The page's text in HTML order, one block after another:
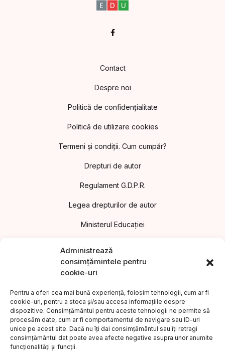
Administrează
consimțămintele pentru
cookie-uri
Pentru a oferi cea mai bună experiență, folosim tehnologii, cum ar fi
cookie-uri, pentru a stoca și/sau accesa informațiile despre
dispozitive. Consimțământul pentru aceste tehnologii ne permite să
procesăm date, cum ar fi comportamentul de navigare sau ID-uri
unice pe acest site. Dacă nu îți dai consimțământul sau îți retragi
consimțământul dat poate avea afecte negative asupra unor anumite
funcționalități și funcții.
Facebook
Contact
Despre noi
Politică de confidențialitate
Politică de utilizare cookies
Termeni și condiții. Cum cumpăr?
Drepturi de autor
Regulament G.D.P.R.
Legea drepturilor de autor
Ministerul Educației
Uniunea Editorilor din România
Institutul Cultural Român
Legea nr.186/2003 privind promovarea culturii scrise
Protecția consumatorilor A.N.P.C.